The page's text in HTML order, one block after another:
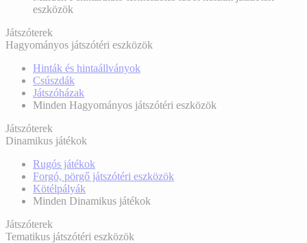
eszközök
Játszóterek
Hagyományos játszótéri eszközök
Hinták és hintaállványok
Csúszdák
Játszóházak
Minden Hagyományos játszótéri eszközök
Játszóterek
Dinamikus játékok
Rugós játékok
Forgó, pörgő játszótéri eszközök
Kötélpályák
Minden Dinamikus játékok
Játszóterek
Tematikus játszótéri eszközök